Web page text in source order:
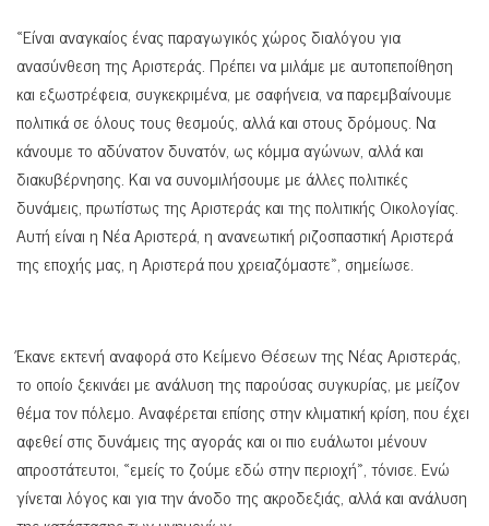
«Είναι αναγκαίος ένας παραγωγικός χώρος διαλόγου για
ανασύνθεση της Αριστεράς. Πρέπει να μιλάμε με αυτοπεποίθηση
και εξωστρέφεια, συγκεκριμένα, με σαφήνεια, να παρεμβαίνουμε
πολιτικά σε όλους τους θεσμούς, αλλά και στους δρόμους. Να
κάνουμε το αδύνατον δυνατόν, ως κόμμα αγώνων, αλλά και
διακυβέρνησης. Και να συνομιλήσουμε με άλλες πολιτικές
δυνάμεις, πρωτίστως της Αριστεράς και της πολιτικής Οικολογίας.
Αυτή είναι η Νέα Αριστερά, η ανανεωτική ριζοσπαστική Αριστερά
της εποχής μας, η Αριστερά που χρειαζόμαστε», σημείωσε.
Έκανε εκτενή αναφορά στο Κείμενο Θέσεων της Νέας Αριστεράς,
το οποίο ξεκινάει με ανάλυση της παρούσας συγκυρίας, με μείζον
θέμα τον πόλεμο. Αναφέρεται επίσης στην κλιματική κρίση, που έχει
αφεθεί στις δυνάμεις της αγοράς και οι πιο ευάλωτοι μένουν
απροστάτευτοι, «εμείς το ζούμε εδώ στην περιοχή», τόνισε. Ενώ
γίνεται λόγος και για την άνοδο της ακροδεξιάς, αλλά και ανάλυση